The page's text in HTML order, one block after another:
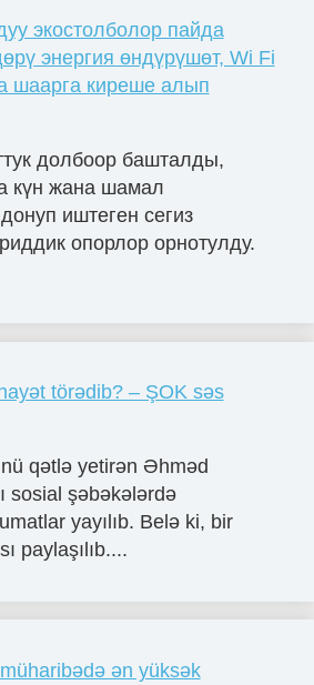
экостолболор пайда
энергия өндүрүшөт, Wi Fi
шаарга киреше алып
долбоор башталды,
күн жана шамал
иштеген сегиз
опорлор орнотулду.
törədib? – ŞOK səs
qətlə yetirən Əhməd
sosial şəbəkələrdə
yayılıb. Belə ki, bir
paylaşılıb....
ən yüksək